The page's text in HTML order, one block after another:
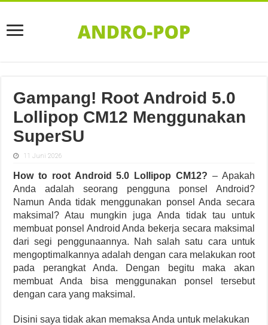
Gampang! Root Android 5.0
Lollipop CM12 Menggunakan
SuperSU
11 Juni 2026
How to root Android 5.0 Lollipop CM12? – Apakah
Anda adalah seorang pengguna ponsel Android?
Namun Anda tidak menggunakan ponsel Anda secara
maksimal? Atau mungkin juga Anda tidak tau untuk
membuat ponsel Android Anda bekerja secara maksimal
dari segi penggunaannya. Nah salah satu cara untuk
mengoptimalkannya adalah dengan cara melakukan root
pada perangkat Anda. Dengan begitu maka akan
membuat Anda bisa menggunakan ponsel tersebut
dengan cara yang maksimal.
Disini saya tidak akan memaksa Anda untuk melakukan